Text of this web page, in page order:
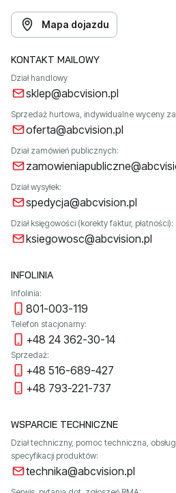
Mapa dojazdu
KONTAKT MAILOWY
Dział handlowy
sklep@abcvision.pl
Sprzedaż hurtowa, indywidualne wyceny
oferta@abcvision.pl
Dział zamówień publicznych:
Dział wysyłek:
spedycja@abcvision.pl
Dział księgowości (korekty faktur, płatności):
ksiegowosc@abcvision.pl
INFOLINIA
Infolinia:
801-003-119
Telefon stacjonarny:
+48 24 362-30-14
Sprzedaż:
+48 516-689-427
+48 793-221-737
WSPARCIE TECHNICZNE
Dział techniczny, pomoc techniczna,
specyfikacji produktów:
technika@abcvision.pl